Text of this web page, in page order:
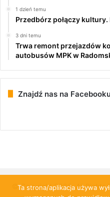
1 dzień temu
Przedbórz połączy
3 dni temu
Trwa remont przejazdów
autobusów MPK w
Znajdź nas na
© Copyright 2026, All
Ta strona/aplikacja używa